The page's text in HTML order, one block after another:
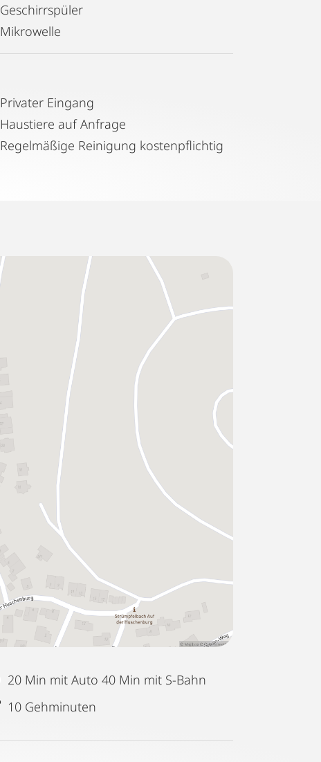
Geschirrspüler
Mikrowelle
Privater Eingang
Haustiere auf Anfrage
Regelmäßige Reinigung kostenpflichtig
20 Min mit Auto 40 Min mit S-Bahn
10 Gehminuten